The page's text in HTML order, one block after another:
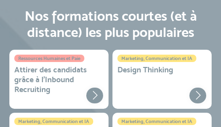
Nos formations courtes (et à
distance) les plus populaires
Ressources Humaines et Paie
Attirer des candidats
grâce à l’Inbound
Recruiting
Marketing, Communication et IA
Design Thinking
Marketing, Communication et IA Marketing, Communication et IA